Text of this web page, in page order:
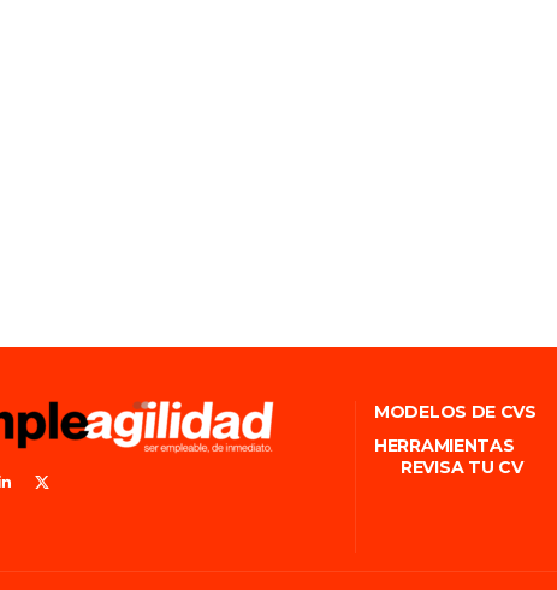
MODELOS DE CVS
HERRAMIENTAS
REVISA TU CV